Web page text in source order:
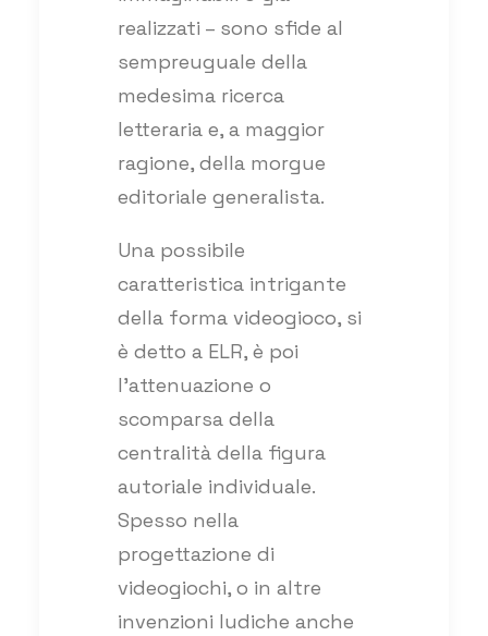
realizzati – sono sfide al
sempreuguale della
medesima ricerca
letteraria e, a maggior
ragione, della morgue
editoriale generalista.
Una possibile
caratteristica intrigante
della forma videogioco, si
è detto a ELR, è poi
l’attenuazione o
scomparsa della
centralità della figura
autoriale individuale.
Spesso nella
progettazione di
videogiochi, o in altre
invenzioni ludiche anche